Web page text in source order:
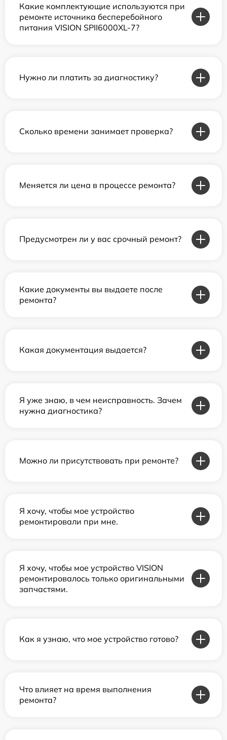
Какие комплектующие используются при
ремонте источника бесперебойного
питания VISION SPII6000XL-7?
Нужно ли платить за диагностику?
Сколько времени занимает проверка?
Меняется ли цена в процессе ремонта?
Предусмотрен ли у вас срочный ремонт?
Какие документы вы выдаете после
ремонта?
Какая документация выдается?
Я уже знаю, в чем неисправность. Зачем
нужна диагностика?
Можно ли присутствовать при ремонте?
Я хочу, чтобы мое устройство
ремонтировали при мне.
Я хочу, чтобы мое устройство VISION
ремонтировалось только оригинальными
запчастями.
Как я узнаю, что мое устройство готово?
Что влияет на время выполнения
ремонта?